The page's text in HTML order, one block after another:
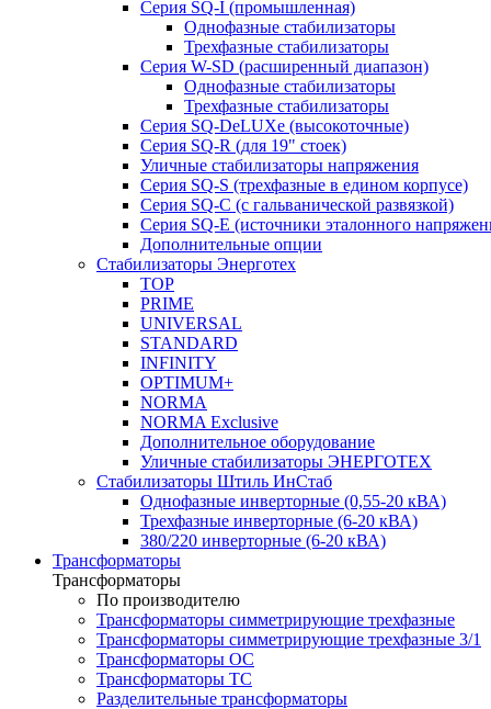
Серия SQ-I (промышленная)
Однофазные стабилизаторы
Трехфазные стабилизаторы
Серия W-SD (расширенный диапазон)
Однофазные стабилизаторы
Трехфазные стабилизаторы
Серия SQ-DeLUXe (высокоточные)
Серия SQ-R (для 19" стоек)
Уличные стабилизаторы напряжения
Серия SQ-S (трехфазные в едином корпусе)
Серия SQ-C (с гальванической развязкой)
Cерия SQ-E (источники эталонного
Дополнительные опции
Стабилизаторы Энерготех
TOP
PRIME
UNIVERSAL
STANDARD
INFINITY
OPTIMUM+
NORMA
NORMA Exclusive
Дополнительное оборудование
Уличные стабилизаторы ЭНЕРГОТЕХ
Стабилизаторы Штиль ИнСтаб
Однофазные инверторные (0,55-20 кВА)
Трехфазные инверторные (6-20 кВА)
380/220 инверторные (6-20 кВА)
Трансформаторы
Трансформаторы
По производителю
Трансформаторы симметрирующие трехфазные
Трансформаторы симметрирующие трехфазные 3/1
Трансформаторы ОС
Трансформаторы ТС
Разделительные трансформаторы